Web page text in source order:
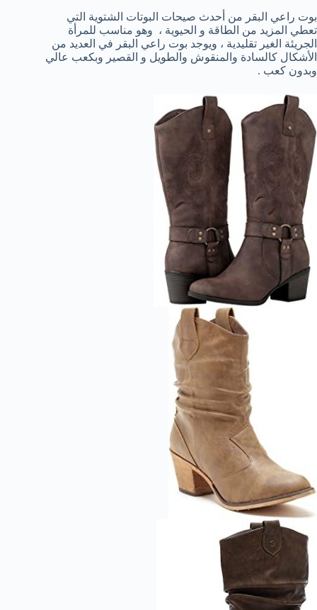
بوت راعي البقر من أحدث صيحات البوتات الشتوية التي
تعطي المزيد من الطاقة و الحيوية ، وهو مناسب للمرأة
الجريئة الغير تقليدية ، ويوجد بوت راعي البقر في العديد من
الأشكال كالسادة والمنقوش والطويل و القصير وبكعب عالي
وبدون كعب .